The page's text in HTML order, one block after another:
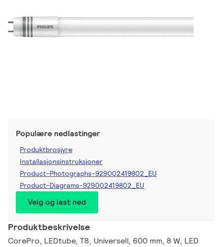
Populære nedlastinger
Produktbrosjyre
Installasjonsinstruksjoner
Product-Photographs-929002419802_EU
Product-Diagrams-929002419802_EU
Velg og last ned
Produktbeskrivelse
CorePro, LEDtube, T8, Universell, 600 mm, 8 W, LED